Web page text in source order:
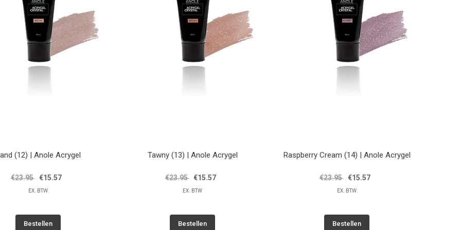
(12) | Anole Acrygel
€23.95 €15.57
EX. BTW
Bestellen
Tawny (13) | Anole Acrygel
€23.95 €15.57
EX. BTW
Bestellen
Raspberry Cream (14) | Anole Acrygel
€23.95 €15.57
EX. BTW
Bestellen